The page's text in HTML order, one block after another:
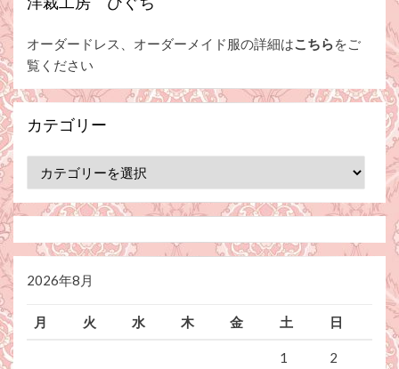
オーダードレス、オーダーメイド服の詳細はこちらをご
覧ください
カテゴリー
テ
ゴ
ー
2026年8月
月 火 水 木 金 土 日
1 2